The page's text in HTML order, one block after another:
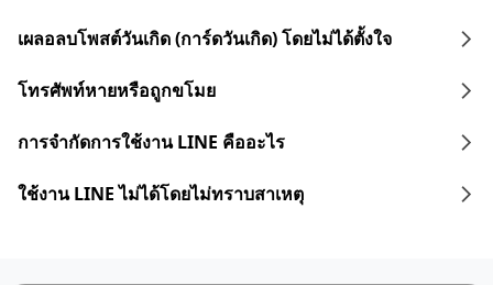
เผลอลบโพสต์วันเกิด (การ์ดวันเกิด) โดยไม่ได้ตั้งใจ
โทรศัพท์หายหรือถูกขโมย
การจำกัดการใช้งาน LINE คืออะไร
ใช้งาน LINE ไม่ได้โดยไม่ทราบสาเหตุ